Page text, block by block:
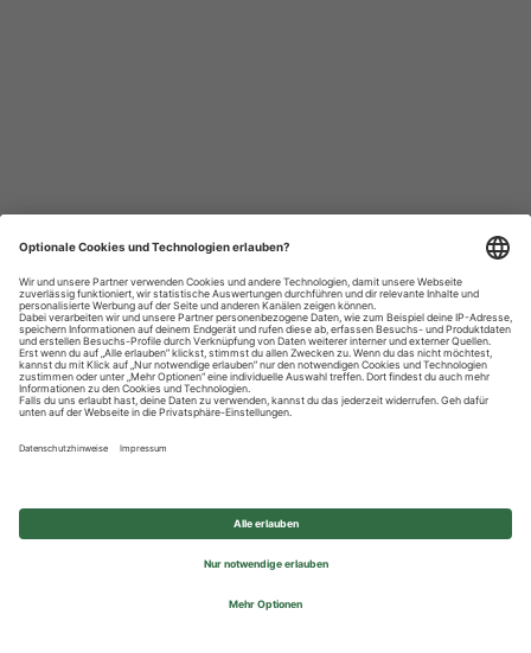
Datenschutzhinweise
Impressum
Privatsphäre-Einstellungen
© 2026 REWE Group - All rights reserved